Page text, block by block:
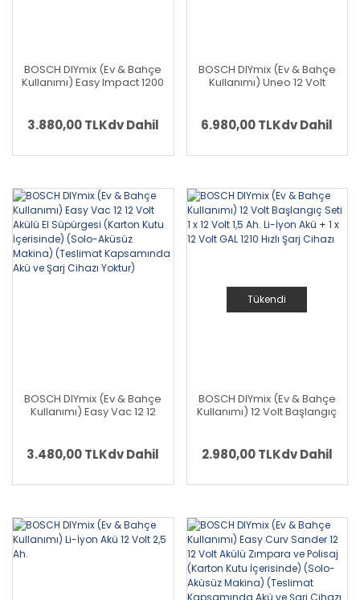
BOSCH DIYmix (Ev & Bahçe
Kullanımı) Easy Impact 1200
İçerisinde) (Solo-Aküsüz
Makina) (Teslimat
Cihazı Yoktur)
3.880,00 TLKdv Dahil
BOSCH DIYmix (Ev & Bahçe
Kullanımı) Uneo 12 Volt
Delme) (Karton Kutu
İçerisinde) (Solo-Aküsüz
Kapsamında Akü ve Şarj
6.980,00 TLKdv Dahil
BOSCH DIYmix (Ev & Bahçe
Kullanımı) Easy Vac 12 12
(Solo-Aküsüz Makina)
(Teslimat Kapsamında Akü
3.480,00 TLKdv Dahil
Tükendi
BOSCH DIYmix (Ev & Bahçe
Kullanımı) 12 Volt Başlangıç
Şarj Cihazı
2.980,00 TLKdv Dahil